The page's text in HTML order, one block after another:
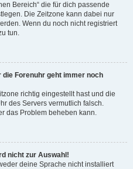
Bereich“ die für dich passende
Die Zeitzone kann dabei nur
Wenn du noch nicht registriert
tun.
die Forenuhr geht immer noch
richtig eingestellt hast und die
des Servers vermutlich falsch.
das Problem beheben kann.
nicht zur Auswahl!
deine Sprache nicht installiert